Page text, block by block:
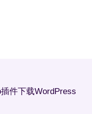
件下载WordPress